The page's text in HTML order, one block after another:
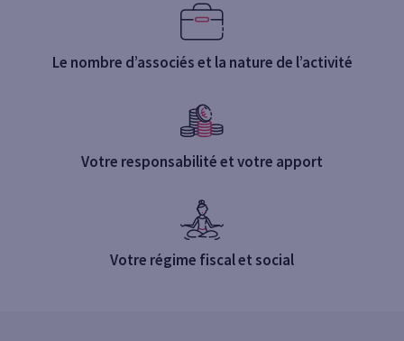
Le nombre d’associés et la nature de l’activité
Votre responsabilité et votre apport
Votre régime fiscal et social